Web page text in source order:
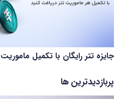
جایزه تتر رایگان با تکمیل
پربازدیدترین ها